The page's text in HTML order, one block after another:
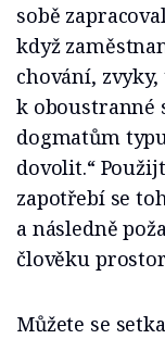
sobě
když
chování,
k oboustranné
dogmatům
dovolit.“
zapotřebí se
a následně
člověku
Můžete se